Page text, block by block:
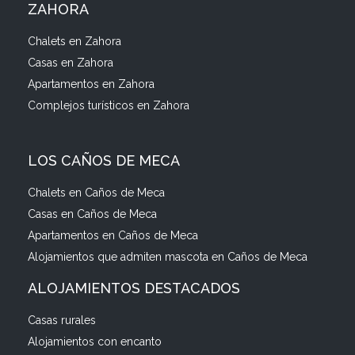
ZAHORA
Chalets en Zahora
Casas en Zahora
Apartamentos en Zahora
Complejos turísticos en Zahora
LOS CAÑOS DE MECA
Chalets en Caños de Meca
Casas en Caños de Meca
Apartamentos en Caños de Meca
Alojamientos que admiten mascota en Caños de Meca
ALOJAMIENTOS DESTACADOS
Casas rurales
Alojamientos con encanto